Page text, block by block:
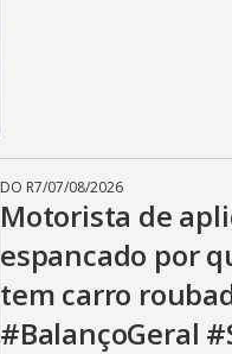
DO R7/07/08/2026
Motorista de
espancado por
tem carro
#BalançoGeral